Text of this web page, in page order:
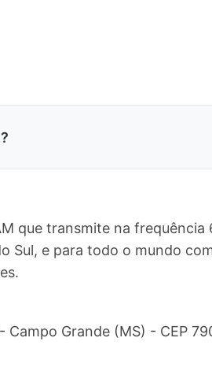
que transmite na
Sul, e para todo o mundo
Campo Grande (MS) - CEP